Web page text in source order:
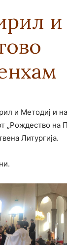
и Методиј и
„Рождество на
Литургија.